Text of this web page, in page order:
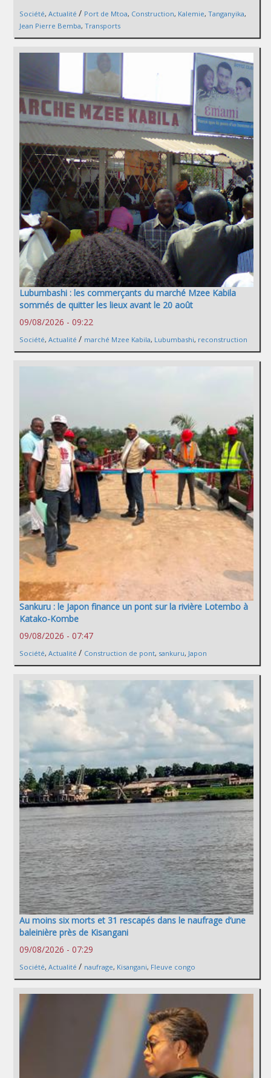
Société, Actualité / Port de Mtoa, Construction, Kalemie, Tanganyika,
Jean Pierre Bemba, Transports
Lubumbashi : les commerçants du marché Mzee Kabila
sommés de quitter les lieux avant le 20 août
09/08/2026 - 09:22
Société, Actualité / marché Mzee Kabila, Lubumbashi, reconstruction
Sankuru : le Japon finance un pont sur la rivière Lotembo à
Katako-Kombe
09/08/2026 - 07:47
Société, Actualité / Construction de pont, sankuru, Japon
Au moins six morts et 31 rescapés dans le naufrage d’une
baleinière près de Kisangani
09/08/2026 - 07:29
Société, Actualité / naufrage, Kisangani, Fleuve congo